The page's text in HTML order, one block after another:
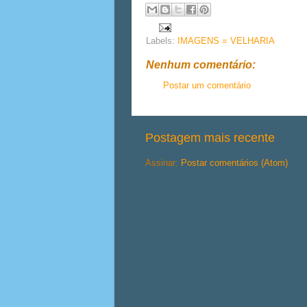
Labels: IMAGENS = VELHARIA
Nenhum comentário:
Postar um comentário
Postagem mais recente
Assinar: Postar comentários (Atom)